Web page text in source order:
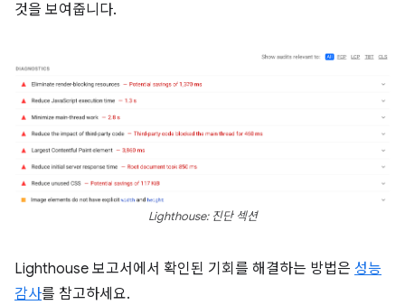
것을 보여줍니다.
Lighthouse: 진단 섹션
Lighthouse 보고서에서 확인된 기회를 해결하는 방법은 성능
감사를 참고하세요.